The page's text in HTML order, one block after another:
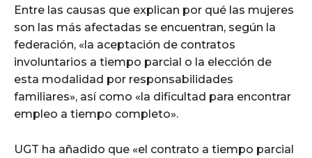
Entre las causas que explican por qué las mujeres
son las más afectadas se encuentran, según la
federación, «la aceptación de contratos
involuntarios a tiempo parcial o la elección de
esta modalidad por responsabilidades
familiares», así como «la dificultad para encontrar
empleo a tiempo completo».
UGT ha añadido que «el contrato a tiempo parcial